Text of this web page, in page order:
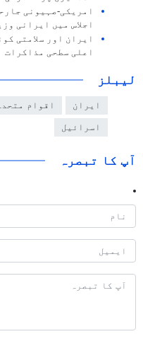
امریکی-صہیونی
اجلاس میں ایرانی
ایران اور سلامتی
اعلی سطحی مذاکرات
لیبلز
ایران اقوام
اسرائیل
آپ کا تبصرہ